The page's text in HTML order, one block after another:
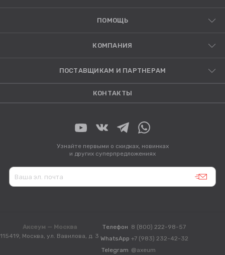
ПОМОЩЬ
КОМПАНИЯ
ПОСТАВЩИКАМ И ПАРТНЕРАМ
КОНТАКТЫ
Узнайте первыми о скидках, новинках
и других суперпредложениях
Аксеум — Москва
115419, Москва, ул. Вавилова, д. 3
Телефон 8 (800) 222-98-57
WhatsApp +7 (983) 232-42-32
Telegram @axeum